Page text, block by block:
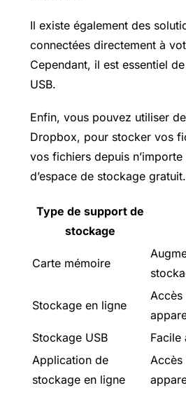
Il existe également des
connectées directement à
Cependant, il est essentiel
USB.
Enfin, vous pouvez utiliser
Dropbox, pour stocker vos
vos fichiers depuis
d’espace de stockage gratuit.
Type de support de
stockage
Carte mémoire
Stockage en ligne
Accès
Stockage USB Facile
Application de
stockage en ligne
Accès